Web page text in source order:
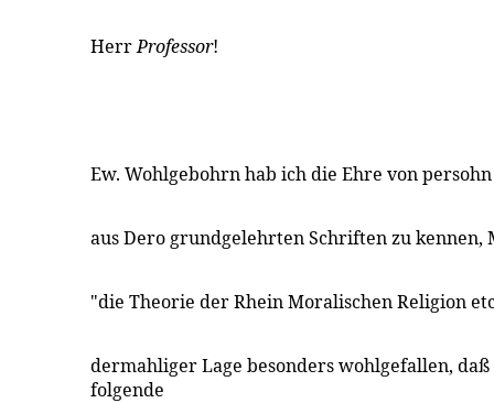
HerrProfessor!
Ew. Wohlgebohrn hab ich die Ehre von
aus Dero grundgelehrten Schriften zu
"die Theorie der Rhein Moralischen Religion
dermahliger Lage besonders wohlgefallen, daß
folgende